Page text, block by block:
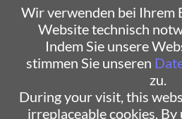
Wir verwenden bei Ihrem
Website technisch
Indem Sie unsere
stimmen Sie unseren
zu.
During your visit, this
irreplaceable cookies.